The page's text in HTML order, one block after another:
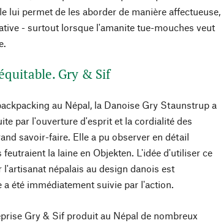
lui permet de les aborder de manière affectueuse,
- surtout lorsque l'amanite tue-mouches veut
Gry & Sif
au Népal, la Danoise Gry Staunstrup a
par l'ouverture d'esprit et la cordialité des
savoir-faire. Elle a pu observer en détail
la laine en Objekten. L'idée d'utiliser ce
népalais au design danois est
a été immédiatement suivie par l'action.
Gry & Sif produit au Népal de nombreux